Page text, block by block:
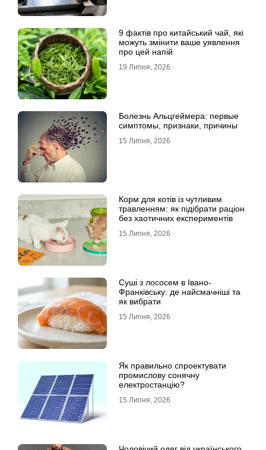
9 фактів про китайський чай, які
можуть змінити ваше уявлення
про цей напій
19 Липня, 2026
Болезнь Альцгеймера: первые
симптомы, признаки, причины
15 Липня, 2026
Корм для котів із чутливим
травленням: як підібрати раціон
без хаотичних експериментів
15 Липня, 2026
Суші з лососем в Івано-
Франківську: де найсмачніші та
як вибрати
15 Липня, 2026
Як правильно спроектувати
промислову сонячну
електростанцію?
15 Липня, 2026